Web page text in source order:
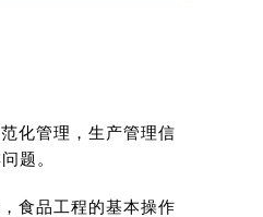
化管理，生产管理信
题。
食品工程的基本操作